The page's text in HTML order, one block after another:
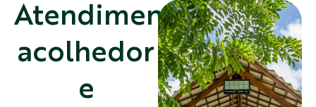
Atendimento
acolhedor
e